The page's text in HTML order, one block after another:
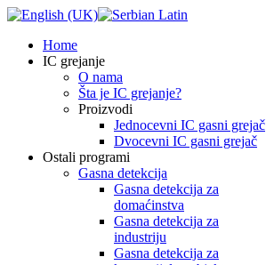
Home
IC grejanje
O nama
Šta je IC grejanje?
Proizvodi
Jednocevni IC gasni grejač
Dvocevni IC gasni grejač
Ostali programi
Gasna detekcija
Gasna detekcija za
domaćinstva
Gasna detekcija za
industriju
Gasna detekcija za